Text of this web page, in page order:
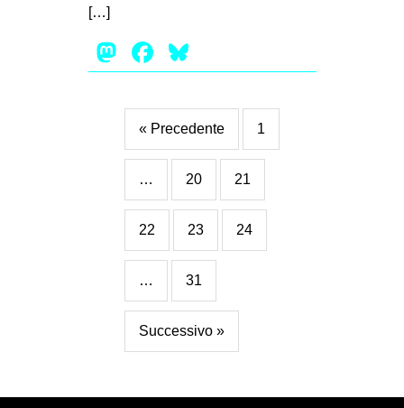
[…]
Mastodon
Facebook
« Precedente 1
… 20 21
22 23 24
… 31
Successivo »